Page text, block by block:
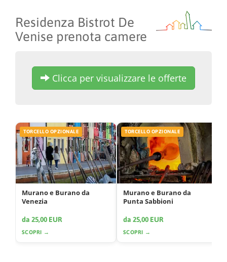
Residenza Bistrot De
Venise prenota camere
Clicca per visualizzare le offerte
TORCELLO OPZIONALE
Murano e Burano da
Venezia
da 25,00 EUR
SCOPRI →
TORCELLO OPZIONALE
Murano e Burano da
Punta Sabbioni
da 25,00 EUR
SCOPRI →